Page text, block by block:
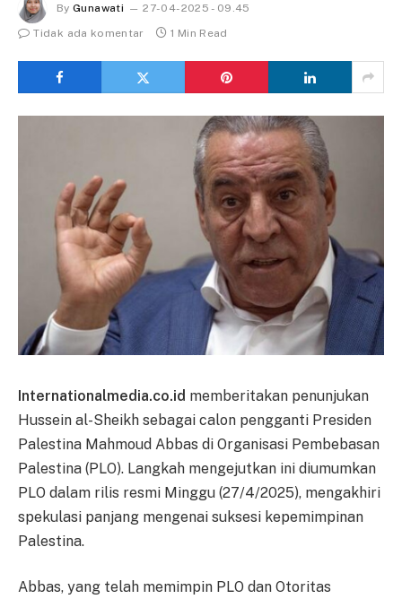
By Gunawati
27-04-2025 - 09.45
Tidak ada komentar
1 Min Read
Internationalmedia.co.id memberitakan penunjukan
Hussein al-Sheikh sebagai calon pengganti Presiden
Palestina Mahmoud Abbas di Organisasi Pembebasan
Palestina (PLO). Langkah mengejutkan ini diumumkan
PLO dalam rilis resmi Minggu (27/4/2025), mengakhiri
spekulasi panjang mengenai suksesi kepemimpinan
Palestina.
Abbas, yang telah memimpin PLO dan Otoritas